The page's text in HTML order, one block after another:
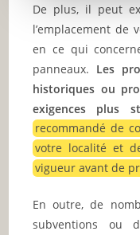
De plus, il peut
l’emplacement de
en ce qui
panneaux. Les
historiques ou
exigences plus
recommandé de
votre localité et
vigueur avant de
En outre, de
subventions ou